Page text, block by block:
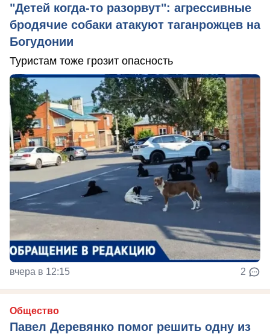
"Детей когда-то разорвут": агрессивные
бродячие собаки атакуют таганрожцев на
Богудонии
Туристам тоже грозит опасность
вчера в 12:15 2
Общество
Павел Деревянко помог решить одну из